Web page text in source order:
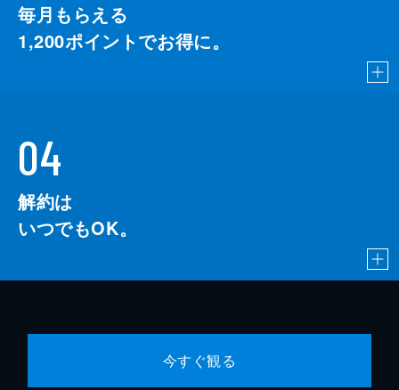
毎月もらえる
1,200ポイントでお得に。
04
解約は
いつでもOK。
今すぐ観る